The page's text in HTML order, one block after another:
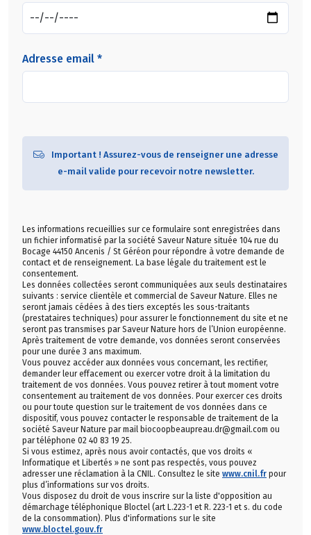
Adresse email *
Important ! Assurez-vous de renseigner une adresse
e-mail valide pour recevoir notre newsletter.
Les informations recueillies sur ce formulaire sont enregistrées dans
un fichier informatisé par la société Saveur Nature située 104 rue du
Bocage 44150 Ancenis / St Géréon pour répondre à votre demande de
contact et de renseignement. La base légale du traitement est le
consentement.
Les données collectées seront communiquées aux seuls destinataires
suivants : service clientèle et commercial de Saveur Nature. Elles ne
seront jamais cédées à des tiers exceptés les sous-traitants
(prestataires techniques) pour assurer le fonctionnement du site et ne
seront pas transmises par Saveur Nature hors de l’Union européenne.
Après traitement de votre demande, vos données seront conservées
pour une durée 3 ans maximum.
Vous pouvez accéder aux données vous concernant, les rectifier,
demander leur effacement ou exercer votre droit à la limitation du
traitement de vos données. Vous pouvez retirer à tout moment votre
consentement au traitement de vos données. Pour exercer ces droits
ou pour toute question sur le traitement de vos données dans ce
dispositif, vous pouvez contacter le responsable de traitement de la
société Saveur Nature par mail biocoopbeaupreau.dr@gmail.com ou
par téléphone 02 40 83 19 25.
Si vous estimez, après nous avoir contactés, que vos droits «
Informatique et Libertés » ne sont pas respectés, vous pouvez
adresser une réclamation à la CNIL. Consultez le site www.cnil.fr pour
plus d’informations sur vos droits.
Vous disposez du droit de vous inscrire sur la liste d'opposition au
démarchage téléphonique Bloctel (art L.223-1 et R. 223-1 et s. du code
de la consommation). Plus d'informations sur le site
www.bloctel.gouv.fr